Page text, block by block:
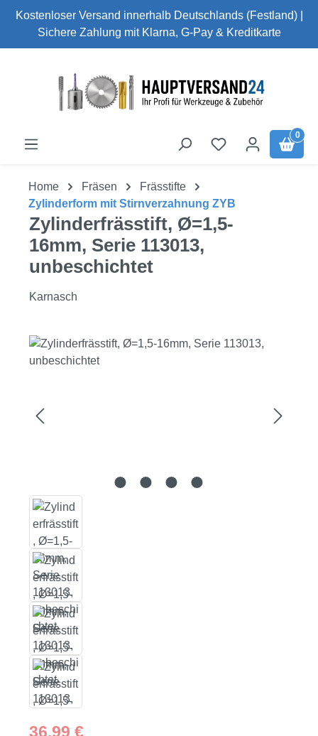
Zum Hauptinhalt springen
Kostenloser Versand innerhalb Deutschlands (Festland) |
Sichere Zahlung mit Klarna, G-Pay & Kreditkarte
0
Home Fräsen
Frässtifte
Zylinderform mit Stirnverzahnung ZYB
Zylinderfrässtift, Ø=1,5-
16mm, Serie 113013,
unbeschichtet
Karnasch
Bildergalerie überspringen
Regulärer Preis:
36,99 €